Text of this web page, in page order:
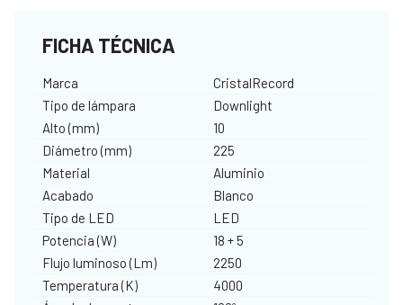
FICHA TÉCNICA
Marca
CristalRecord
Tipo de lámpara
Downlight
Alto (mm)
10
Diámetro (mm)
225
Material
Aluminio
Acabado
Blanco
Tipo de LED
LED
Potencia (W)
18 + 5
Flujo luminoso (Lm)
2250
Temperatura (K)
4000